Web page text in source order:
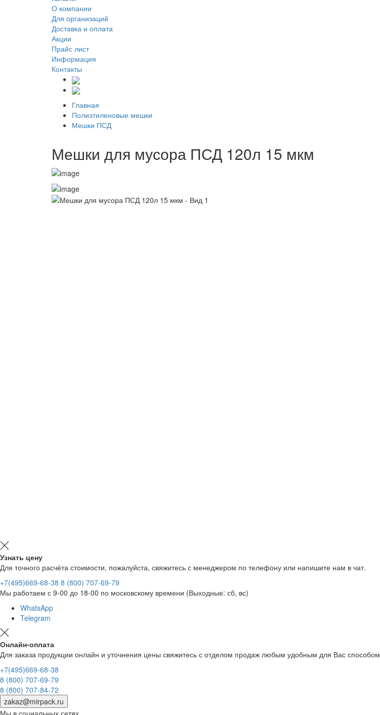
О компании
Для организаций
Доставка и оплата
Акции
Прайс лист
Информация
Контакты
Главная
Полиэтиленовые мешки
Мешки ПСД
Мешки для мусора ПСД 120л 15 мкм
Узнать цену
Для точного расчёта стоимости, пожалуйста, свяжитесь с менеджером по телефону или напишите нам в чат.
+7(495)669-68-38 8 (800) 707-69-79
Мы работаем с 9-00 до 18-00 по московскому времени (Выходные: сб, вс)
WhatsApp
Telegram
Онлайн-оплата
Для заказа продукции онлайн и уточнения цены свяжитесь с отделом продаж любым удобным для Вас способом
+7(495)669-68-38
8 (800) 707-69-79
8 (800) 707-84-72
zakaz@mirpack.ru
Мы в социальных сетях